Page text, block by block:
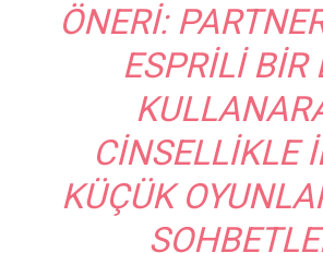
ÖNERI:
ESPRILI BIR
CINSELLIKLE
KÜÇÜK